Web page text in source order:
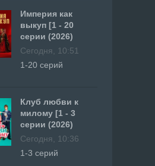
Империя как
выкуп [1 - 20
серии (2026)
Сегодня, 10:51
1-20 серий
Клуб любви к
милому [1 - 3
серии (2026)
Сегодня, 10:36
1-3 серий